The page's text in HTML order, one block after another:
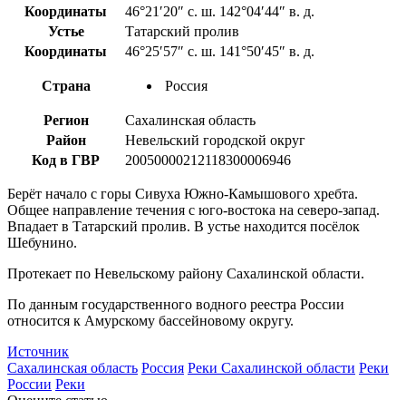
Координаты
46°21′20″ с. ш. 142°04′44″ в. д.
Устье
Татарский пролив
Координаты
46°25′57″ с. ш. 141°50′45″ в. д.
Страна Россия
Регион
Сахалинская область
Район
Невельский городской округ
Код в ГВР
20050000212118300006946
Берёт начало с горы Сивуха Южно-Камышового хребта.
Общее направление течения с юго-востока на северо-запад.
Впадает в Татарский пролив. В устье находится посёлок
Шебунино.
Протекает по Невельскому району Сахалинской области.
По данным государственного водного реестра России
относится к Амурскому бассейновому округу.
Источник
Сахалинская область Россия Реки Сахалинской области Реки
России Реки